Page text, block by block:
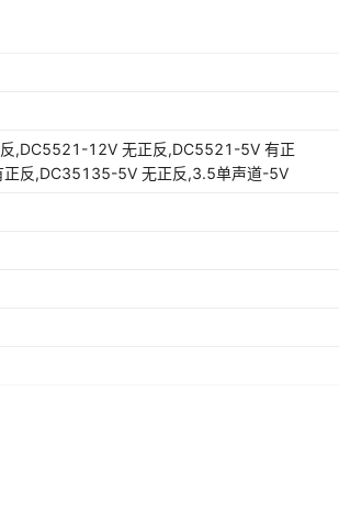
,DC5521-12V 无正反,DC5521-5V 有正
反,DC35135-5V 无正反,3.5单声道-5V